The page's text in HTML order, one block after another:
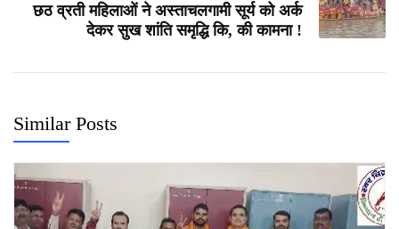
छठ व्रती महिलाओं ने अस्ताचलगामी सूर्य को अर्क
देकर सुख शांति समृद्धि कि, की कामना !
Similar Posts